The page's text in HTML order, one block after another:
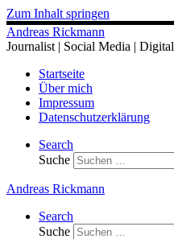
Zum Inhalt springen
Andreas Rickmann
Journalist | Social Media | Digital
Startseite
Über mich
Impressum
Datenschutzerklärung
Search
Suche
Andreas Rickmann
Search
Suche